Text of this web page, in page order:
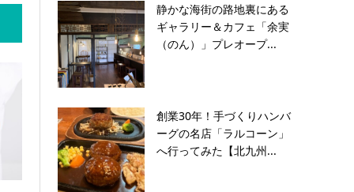
静かな海街の路地裏にある
ギャラリー＆カフェ「余実
（のん）」プレオープ...
創業30年！手づくりハンバ
ーグの名店「ラルコーン」
へ行ってみた【北九州...